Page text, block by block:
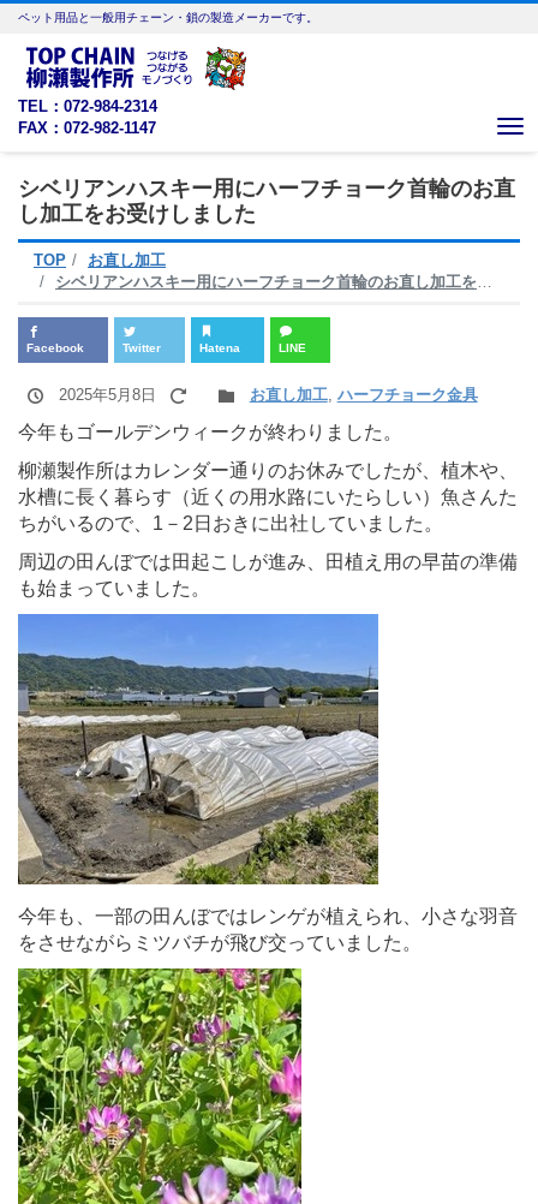
ペット用品と一般用チェーン・鎖の製造メーカーです。
TEL：072-984-2314
FAX：072-982-1147
シベリアンハスキー用にハーフチョーク首輪のお直
し加工をお受けしました
TOP
お直し加工
シベリアンハスキー用にハーフチョーク首輪のお直し加工をお受けしました
Facebook Twitter Hatena LINE
2025年5月8日 お直し加工, ハーフチョーク金具
今年もゴールデンウィークが終わりました。
柳瀬製作所はカレンダー通りのお休みでしたが、植木や、
水槽に長く暮らす（近くの用水路にいたらしい）魚さんた
ちがいるので、1－2日おきに出社していました。
周辺の田んぼでは田起こしが進み、田植え用の早苗の準備
も始まっていました。
今年も、一部の田んぼではレンゲが植えられ、小さな羽音
をさせながらミツバチが飛び交っていました。